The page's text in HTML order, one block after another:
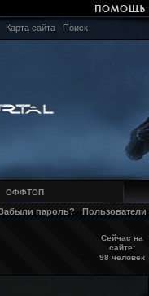
Карта сайта Поиск
ОФФТОП
пароль? Пользователи
Сейчас на
сайте:
98 человек